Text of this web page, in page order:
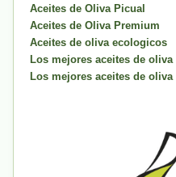
Aceites de Oliva Picual
Aceites de Oliva Premium
Aceites de oliva ecologicos
Los mejores aceites de
Los mejores aceites de oliva